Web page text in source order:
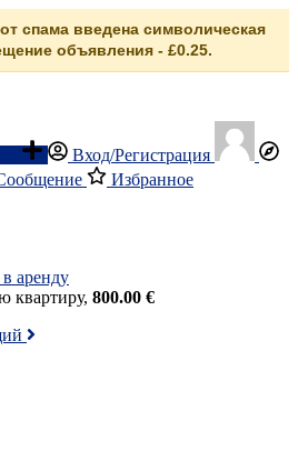
спама введена символическая
объявления - £0.25.
Вход/Регистрация
Избранное
аренду
квартиру, 800.00 €